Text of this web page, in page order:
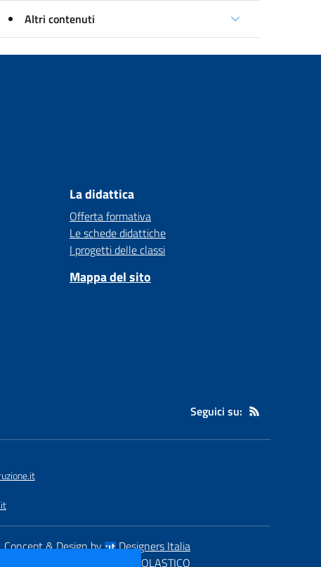
Altri contenuti
La didattica
Offerta formativa
Le schede didattiche
I progetti delle classi
Mappa del sito
Seguici su:
Concept & Design by
Designers Italia
SCUOLASTICO